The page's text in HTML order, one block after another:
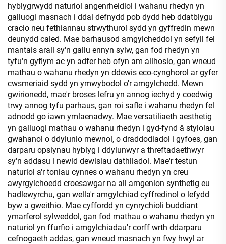
hyblygrwydd naturiol angenrheidiol i wahanu rhedyn yn
galluogi masnach i ddal defnydd pob dydd heb ddatblygu
cracio neu fethiannau strwythurol sydd yn gyffredin mewn
deunydd caled. Mae barhausod amgylcheddol yn sefyll fel
mantais arall sy'n gallu ennyn sylw, gan fod rhedyn yn
tyfu'n gyflym ac yn adfer heb ofyn am ailhosio, gan wneud
mathau o wahanu rhedyn yn ddewis eco-cynghorol ar gyfer
cwsmeriaid sydd yn ymwybodol o'r amgylchedd. Mewn
gwirionedd, mae'r broses lefru yn annog iechyd y coedwig
trwy annog tyfu parhaus, gan roi safle i wahanu rhedyn fel
adnodd go iawn ymlaenadwy. Mae versatiliaeth aesthetig
yn galluogi mathau o wahanu rhedyn i gyd-fynd â styloiau
gwahanol o ddylunio mewnol, o draddodiadol i gyfoes, gan
darparu opsiynau hyblyg i ddylunwyr a threftadaethwyr
sy'n addasu i newid dewisiau dathliadol. Mae'r testun
naturiol a'r toniau cynnes o wahanu rhedyn yn creu
awyrgylchoedd croesawgar na all amgenion synthetig eu
hadlewyrchu, gan wella'r amgylchiad cyffredinol o lefydd
byw a gweithio. Mae cyffordd yn cynrychioli buddiant
ymarferol sylweddol, gan fod mathau o wahanu rhedyn yn
naturiol yn ffurfio i amgylchiadau'r corff wrth ddarparu
cefnogaeth addas, gan wneud masnach yn fwy hwyl ar